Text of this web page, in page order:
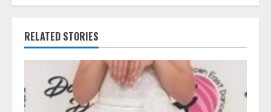
u
e
R
e
RELATED STORIES